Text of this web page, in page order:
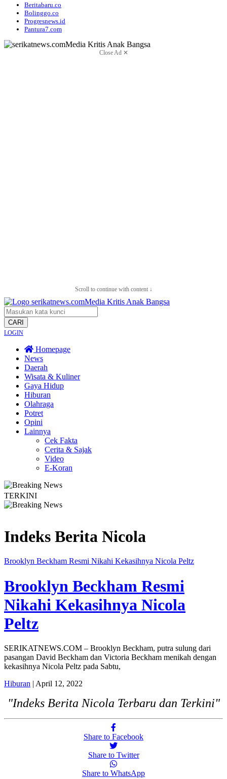
Beritabaru.co
Bolinggo.co
Progresnews.id
Pantura7.com
Close Ad ✕
Scroll to continue with content ↓
CARI
LOGIN
Homepage
News
Daerah
Wisata & Kuliner
Gaya Hidup
Hiburan
Olahraga
Potret
Opini
Lainnya
Cek Fakta
Cerita & Sajak
Video
E-Koran
TERKINI
Indeks Berita Nicola
Brooklyn Beckham Resmi Nikahi Kekasihnya Nicola Peltz
Brooklyn Beckham Resmi
Nikahi Kekasihnya Nicola
Peltz
SERIKATNEWS.COM – Brooklyn Beckham, putra sulung dari
pasangan David Beckham dan Victoria Beckham menikah dengan
kekasihnya Nicola Peltz pada Sabtu,
Hiburan | April 12, 2022
"Indeks Berita Nicola Terbaru dan Terkini"
Share to Facebook
Share to Twitter
Share to WhatsApp